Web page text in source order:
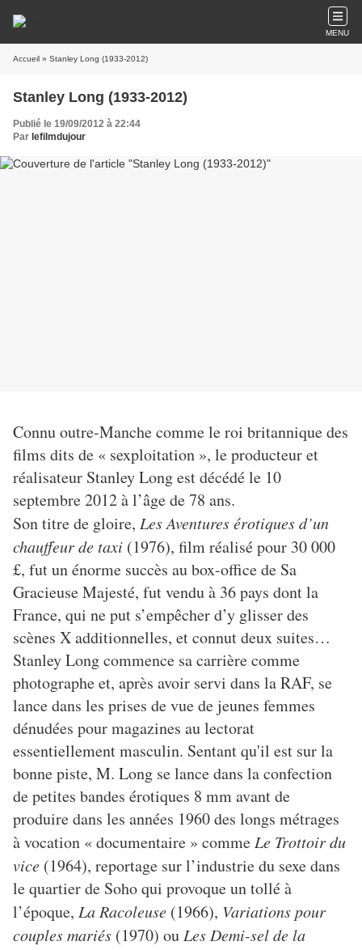
MENU
Accueil » Stanley Long (1933-2012)
Stanley Long (1933-2012)
Publié le 19/09/2012 à 22:44
Par lefilmdujour
Connu outre-Manche comme le roi britannique des
films dits de « sexploitation », le producteur et
réalisateur Stanley Long est décédé le 10
septembre 2012 à l’âge de 78 ans.
Son titre de gloire, Les Aventures érotiques d’un
chauffeur de taxi (1976), film réalisé pour 30 000
£, fut un énorme succès au box-office de Sa
Gracieuse Majesté, fut vendu à 36 pays dont la
France, qui ne put s’empêcher d’y glisser des
scènes X additionnelles, et connut deux suites…
Stanley Long commence sa carrière comme
photographe et, après avoir servi dans la RAF, se
lance dans les prises de vue de jeunes femmes
dénudées pour magazines au lectorat
essentiellement masculin. Sentant qu'il est sur la
bonne piste, M. Long se lance dans la confection
de petites bandes érotiques 8 mm avant de
produire dans les années 1960 des longs métrages
à vocation « documentaire » comme Le Trottoir du
vice (1964), reportage sur l’industrie du sexe dans
le quartier de Soho qui provoque un tollé à
l’époque, La Racoleuse (1966), Variations pour
couples mariés (1970) ou Les Demi-sel de la